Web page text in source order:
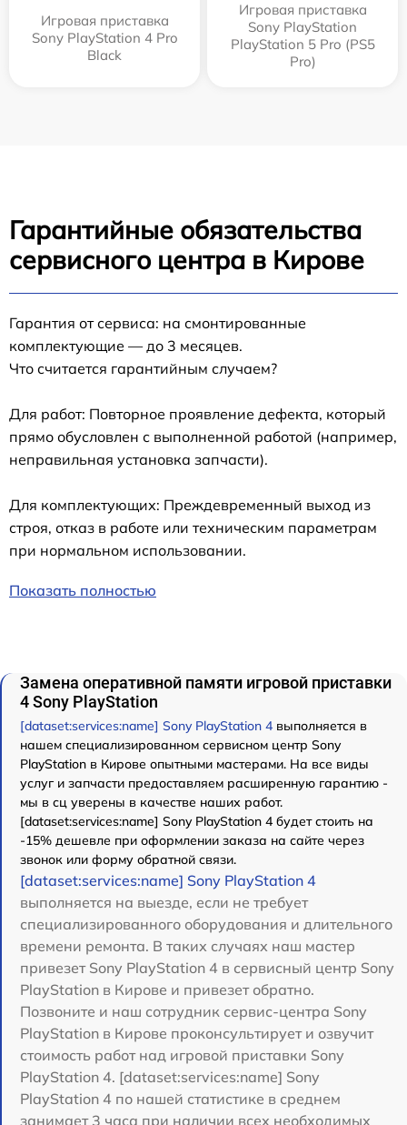
Игровая приставка
Sony PlayStation 4 Pro
Black
Игровая приставка
Sony PlayStation
PlayStation 5 Pro (PS5
Pro)
Гарантийные обязательства
сервисного центра в Кирове
Гарантия от сервиса: на смонтированные
комплектующие — до 3 месяцев.
Что считается гарантийным случаем?
Для работ: Повторное проявление дефекта, который
прямо обусловлен с выполненной работой (например,
неправильная установка запчасти).
Для комплектующих: Преждевременный выход из
строя, отказ в работе или техническим параметрам
при нормальном использовании.
Показать полностью
Замена оперативной памяти игровой приставки
4 Sony PlayStation
[dataset:services:name] Sony PlayStation 4 выполняется в
нашем специализированном сервисном центр Sony
PlayStation в Кирове опытными мастерами. На все виды
услуг и запчасти предоставляем расширенную гарантию -
мы в сц уверены в качестве наших работ.
[dataset:services:name] Sony PlayStation 4 будет стоить на
-15% дешевле при оформлении заказа на сайте через
звонок или форму обратной связи.
[dataset:services:name] Sony PlayStation 4
выполняется на выезде, если не требует
специализированного оборудования и длительного
времени ремонта. В таких случаях наш мастер
привезет Sony PlayStation 4 в сервисный центр Sony
PlayStation в Кирове и привезет обратно.
Позвоните и наш сотрудник сервис-центра Sony
PlayStation в Кирове проконсультирует и озвучит
стоимость работ над игровой приставки Sony
PlayStation 4. [dataset:services:name] Sony
PlayStation 4 по нашей статистике в среднем
занимает 3 часа при наличии всех необходимых